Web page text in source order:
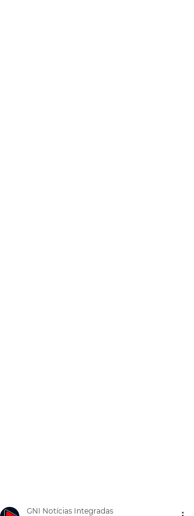
GNI Notícias Integradas